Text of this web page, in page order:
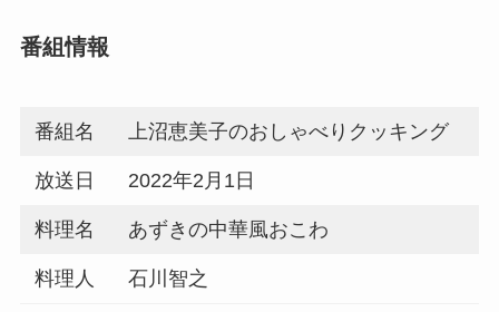
番組情報
番組名 上沼恵美子のおしゃべりクッキング
放送日 2022年2月1日
料理名 あずきの中華風おこわ
料理人 石川智之